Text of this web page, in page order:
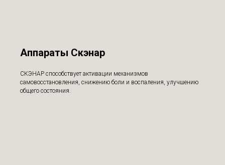
Аппараты Скэнар
СКЭНАР способствует активации механизмов
самовосстановления, снижению боли и воспаления, улучшению
общего состояния.